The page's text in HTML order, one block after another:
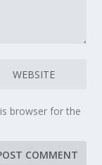
browser for the